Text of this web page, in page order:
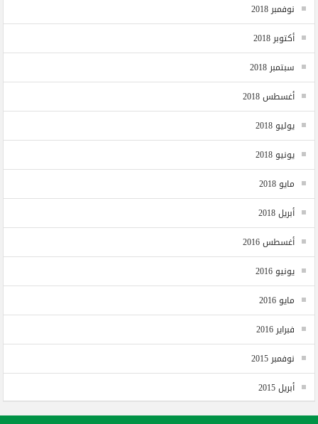
نوفمبر 2018
أكتوبر 2018
سبتمبر 2018
أغسطس 2018
يوليو 2018
يونيو 2018
مايو 2018
أبريل 2018
أغسطس 2016
يونيو 2016
مايو 2016
فبراير 2016
نوفمبر 2015
أبريل 2015